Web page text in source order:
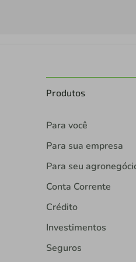
Produtos
Para você
Para sua empresa
Para seu
Conta Corrente
Crédito
Investimentos
Seguros